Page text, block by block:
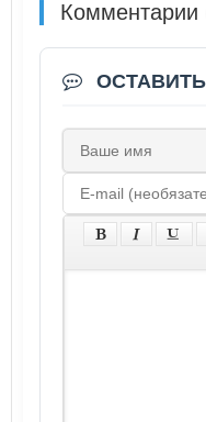
Комментарии